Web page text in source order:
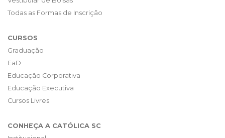
Todas as Formas de Inscrição
CURSOS
Graduação
EaD
Educação Corporativa
Educação Executiva
Cursos Livres
CONHEÇA A CATÓLICA SC